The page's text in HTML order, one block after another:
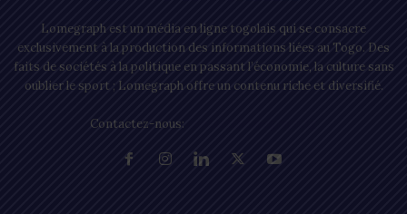
Lomegraph est un média en ligne togolais qui se consacre
exclusivement à la production des informations liées au Togo. Des
faits de sociétés à la politique en passant l’économie, la culture sans
oublier le sport ; Lomegraph offre un contenu riche et diversifié.
Contactez-nous: